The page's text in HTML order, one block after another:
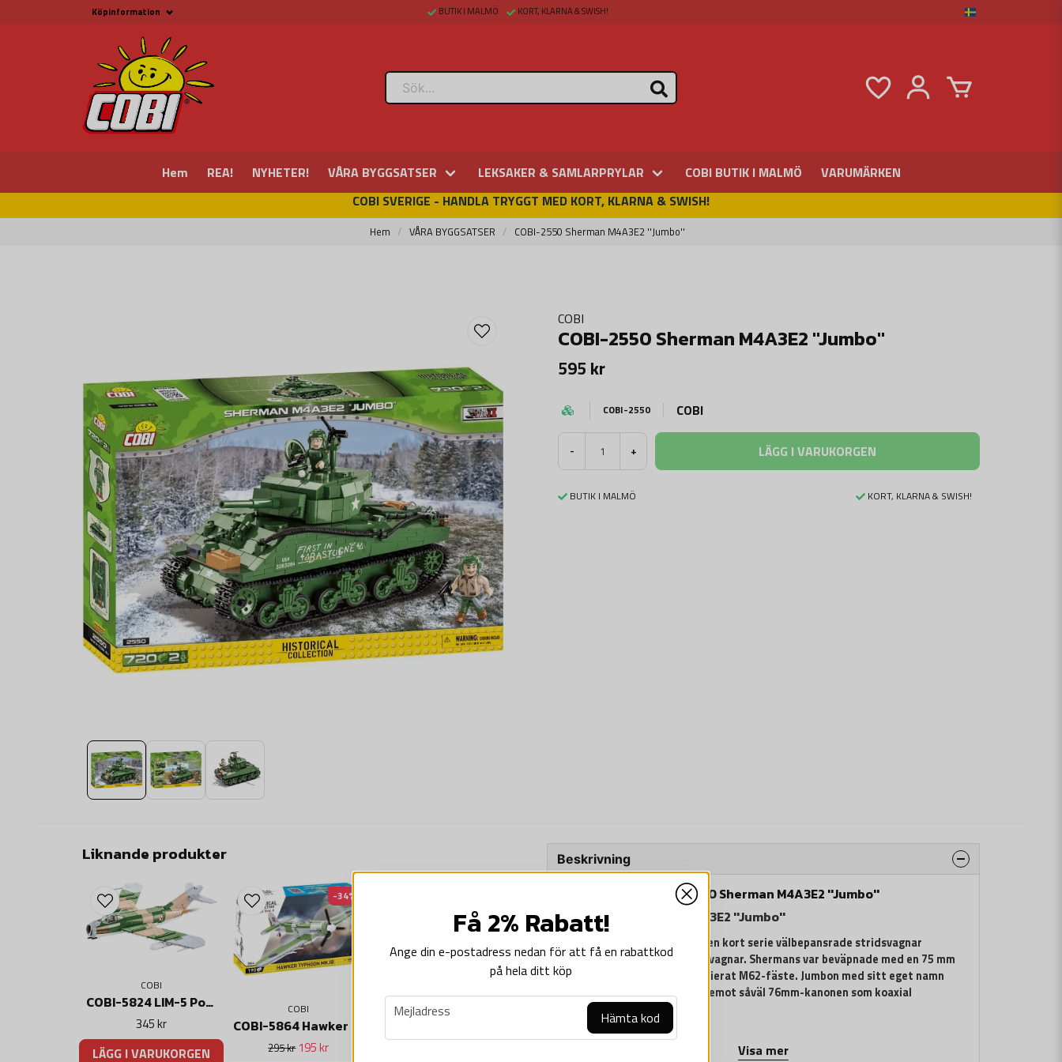
Köpinformation
Köpvillkor
Betalsätt och Frakt
Beställ online hos
Fritid & Prylar
Fakta om Cobi Blocks
COBI BUTIK I MALMÖ
Kontakta oss
BUTIK I MALMÖ KORT, KLARNA & SWISH!
Hem REA! NYHETER! VÅRA BYGGSATSER LEKSAKER & SAMLARPRYLAR COBI BUTIK I MALMÖ
VARUMÄRKEN
COBI SVERIGE - HANDLA TRYGGT MED KORT, KLARNA & SWISH!
Hem VÅRA BYGGSATSER COBI-2550 Sherman M4A3E2 ''Jumbo''
COBI
COBI-2550 Sherman M4A3E2 ''Jumbo''
595 kr
COBI-2550 COBI
- + LÄGG I VARUKORGEN
BUTIK I MALMÖ KORT, KLARNA & SWISH!
Liknande produkter
COBI
COBI-5824 LIM-5 Polish Air Force 1959
345 kr
LÄGG I VARUKORGEN
COBI
295 kr 195 kr
-34%
Beskrivning
Beskrivning av COBI-2550 Sherman M4A3E2 ''Jumbo''
COBI-2550 Sherman M4A3E2 ''Jumbo''
Sherman M4A3E2 "Jumbo" är en kort serie välbepansrade stridsvagnar
bestående av bara 254 stridsvagnar. Shermans var beväpnade med en 75 mm
pistol monterad på ett modifierat M62-fäste. Jumbon med sitt eget namn
"Cobra King" var den som tog emot såväl 76mm-kanonen som koaxial
kulsprutan.
Den utfärdades till 37:e stridsvagnsbataljonen, 4:e pansardivisionen i slutet av
oktober 1944 och var stridsvagnen för befälhavaren för C-kamraterna. Tanken blev
Visa mer
Få 2% Rabatt!
Ange din e-postadress nedan för att få en rabattkod
på hela ditt köp
email
Mejladress Hämta kod